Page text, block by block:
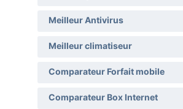
Meilleur Antivirus
Meilleur climatiseur
Comparateur Forfait mobile
Comparateur Box Internet